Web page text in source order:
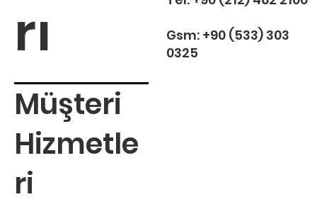
Müşteri
Hizmetle
ri
rı
Gsm: +90 (533) 303
0325